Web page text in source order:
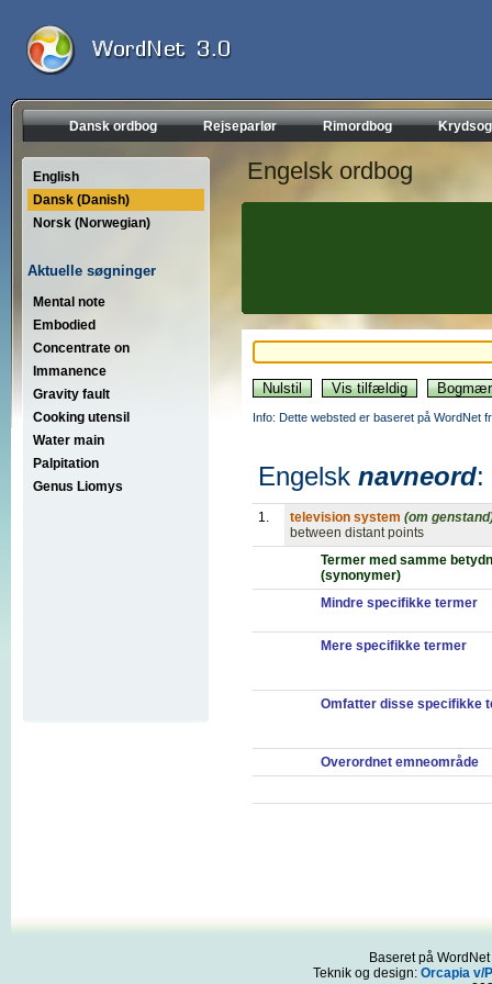
Dansk ordbog Rejseparlør Rimordbog
English
Dansk (Danish)
Norsk (Norwegian)
Aktuelle søgninger
Mental note
Embodied
Concentrate on
Immanence
Gravity fault
Cooking utensil
Water main
Palpitation
Genus Liomys
Engelsk ordbog
Info: Dette websted er baseret på WordNet
Engelsk navneord:
1. television system (om
between distant points
Termer med samme
(synonymer)
Mindre specifikke termer
Mere specifikke termer
Omfatter disse specifikke
Overordnet emneområde
Baseret på
Teknik og design: Orcapia v/